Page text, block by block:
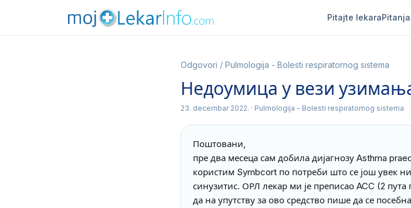
Pitajte lekara
Odgovori / Pulmologija - Bolesti respiratornog sistema
Недоумица у вези
23. decembar 2022. · Pulmologija - Bolesti respiratornog sistema
Поштовани,
пре два месеца сам добила дијагнозу Asthma
користим Symbcort по потреби што се још увек
синузитис. ОРЛ лекар ми је преписао ACC (2
да на упутству за ово средство пише да се